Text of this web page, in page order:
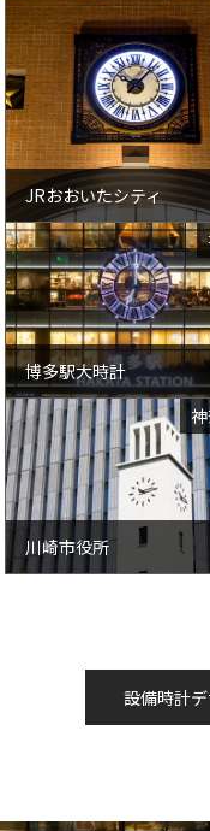
JRおおいたシティ
博多駅大時計
川崎市役所
設備時計